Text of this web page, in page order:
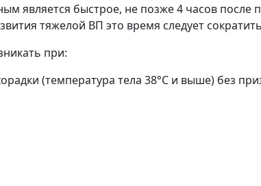
является быстрое, не позже 4 часов после
тяжелой ВП это время следует
при:
(температура тела 38°С и выше) без